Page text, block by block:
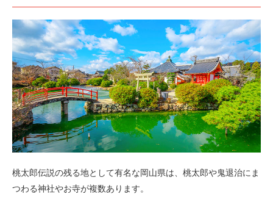
桃太郎伝説の残る地として有名な岡山県は、桃太郎や鬼退治にま
つわる神社やお寺が複数あります。